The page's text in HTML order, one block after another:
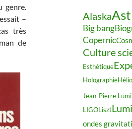
genre.
–
très
de
Alaska
Big bang
Copernic
Culture
Esthétique
Holographie
Jean-Pierre
LIGOLiszt
ondes